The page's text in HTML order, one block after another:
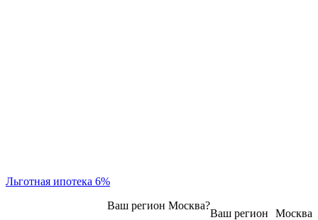
Льготная ипотека 6%
Москва
Ваш регион
Ваш регион Москва?